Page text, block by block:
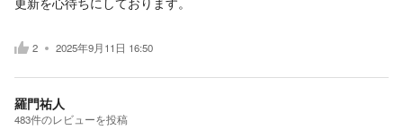
2 2025年9月11日 16:50
羅門祐人
483件のレビューを投稿